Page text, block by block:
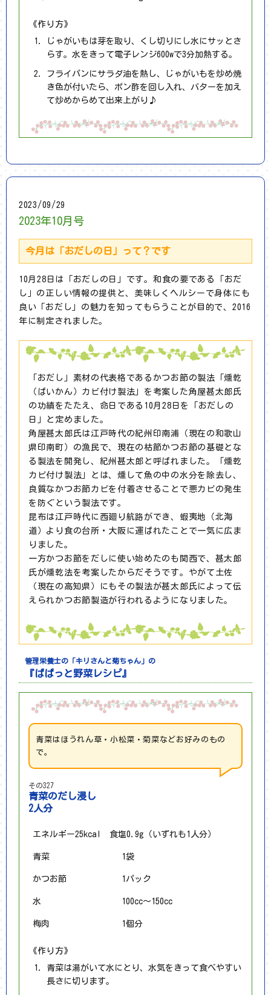
《作り方》
じゃがいもは芽を取り、くし切りにし水にサッとさ
らす。水をきって電子レンジ600wで3分加熱する。
フライパンにサラダ油を熱し、じゃがいもを炒め焼
き色が付いたら、ポン酢を回し入れ、バターを加え
て炒めからめて出来上がり♪
2023/09/29
2023年10月号
今月は「おだしの日」って？です
10月28日は「おだしの日」です。和食の要である「おだ
し」の正しい情報の提供と、美味しくヘルシーで身体にも
良い「おだし」の魅力を知ってもらうことが目的で、2016
年に制定されました。
「おだし」素材の代表格であるかつお節の製法「燻乾
（ばいかん）カビ付け製法」を考案した角屋甚太郎氏
の功績をたたえ、命日である10月28日を「おだしの
日」と定めました。
角屋甚太郎氏は江戸時代の紀州印南浦（現在の和歌山
県印南町）の漁民で、現在の枯節かつお節の基礎とな
る製法を開発し、紀州甚太郎と呼ばれました。「燻乾
カビ付け製法」とは、燻して魚の中の水分を除去し、
良質なかつお節カビを付着させることで悪カビの発生
を防ぐという製法です。
昆布は江戸時代に西廻り航路ができ、蝦夷地（北海
道）より食の台所・大阪に運ばれたことで一気に広ま
りました。
一方かつお節をだしに使い始めたのも関西で、甚太郎
氏が燻乾法を考案したからだそうです。やがて土佐
（現在の高知県）にもその製法が甚太郎氏によって伝
えられかつお節製造が行われるようになりました。
管理栄養士の「キリさんと菊ちゃん」の
『ぱぱっと野菜レシピ』
青菜はほうれん草・小松菜・菊菜などお好みのもの
で。
その327
青菜のだし浸し
2人分
エネルギー25kcal 食塩0.9g（いずれも1人分）
青菜 1袋
かつお節 1パック
水 100cc～150cc
梅肉 1個分
《作り方》
青菜は湯がいて水にとり、水気をきって食べやすい
長さに切ります。